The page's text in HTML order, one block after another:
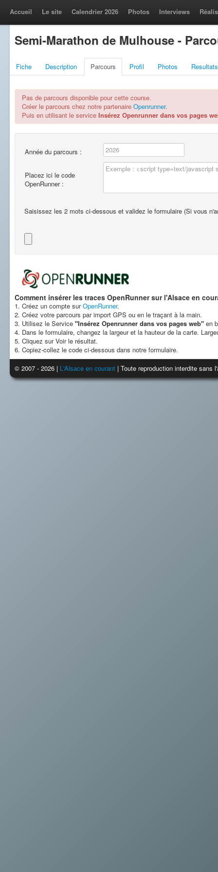
Accueil Le site Calendrier 2026 Photos Interviews
Semi-Marathon de Mulhouse -
Fiche Description Parcours Profil Photos Resultats
Pas de parcours disponible pour cette course.
Créer le parcours chez notre partenaire Openrunner.
Puis en utilisant le service Insérez Openrunner dans vos pages
Année du parcours :
Placez ici le code
OpenRunner :
Saisissez les 2 mots ci-dessous et validez le formulaire (Si vous
Comment insérer les traces OpenRunner sur l'Alsace en
1. Créez un compte surOpenRunner.
2. Créez votre parcours par import GPS ou en le traçant à la main.
3. Utilisez le Service "Insérez Openrunner dans vos pages web" en
4. Dans le formulaire, changez la largeur et la hauteur de la carte.
5. Cliquez sur Voir le résultat.
6. Copiez-collez le code ci-dessous dans notre formulaire.
© 2007 - 2026 | L'Alsace en courant | Toute reproduction interdite sans